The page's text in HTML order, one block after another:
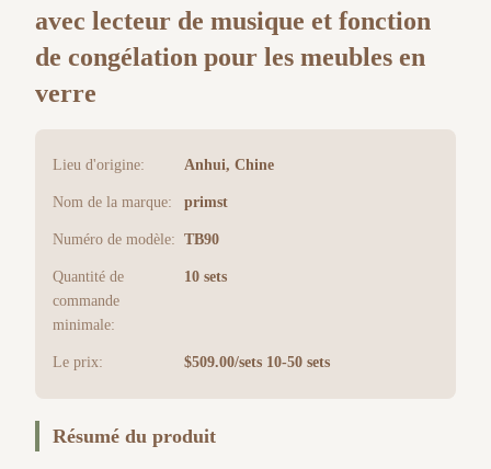
avec lecteur de musique et fonction
de congélation pour les meubles en
verre
Lieu d'origine: Anhui, Chine
Nom de la marque: primst
Numéro de modèle: TB90
Quantité de
commande
minimale:
10 sets
Le prix: $509.00/sets 10-50 sets
Résumé du produit